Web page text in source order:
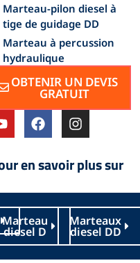
Marteau-pilon diesel à
tige de guidage DD
Marteau à percussion
hydraulique
OBTENIR UN DEVIS
GRATUIT
Y
o
u
t
u
e
F
a
c
e
b
o
k
I
n
s
a
r
a
m
en savoir plus sur
Marteau
diesel D
Marteaux
diesel DD